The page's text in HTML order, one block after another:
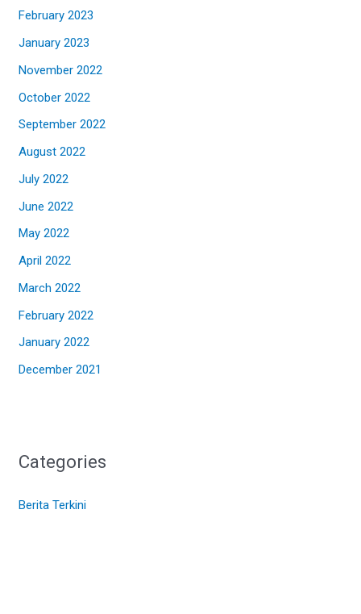
February 2023
January 2023
November 2022
October 2022
September 2022
August 2022
July 2022
June 2022
May 2022
April 2022
March 2022
February 2022
January 2022
December 2021
Categories
Berita Terkini